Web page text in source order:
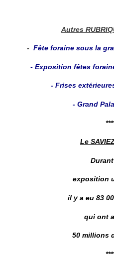
Autres
- Fête foraine sous la
- Exposition fêtes
- Frises
- Grand
Le
exposition
il y a eu 83
qui ont
50 millions